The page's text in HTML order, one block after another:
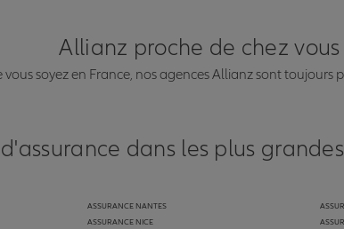
Allianz proche de chez vous
vous soyez en France, nos agences Allianz sont toujours
dans les plus
ASSURANCE NANTES
ASSURANCE NICE